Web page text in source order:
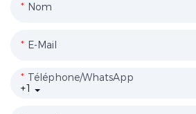
Nom
E-Mail
+1
Téléphone/WhatsApp